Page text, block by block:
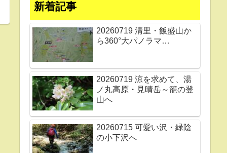
新着記事
20260719 清里・飯盛山か
ら360°大パノラマ…
20260719 涼を求めて、湯
ノ丸高原・見晴岳～籠の登
山へ
20260715 可愛い沢・緑陰
の小下沢へ